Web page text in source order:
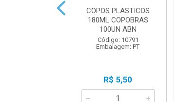
COPOS PLASTICOS
180ML COPOBRAS
100UN ABN
Código: 10791
Embalagem: PT
R$ 5,50